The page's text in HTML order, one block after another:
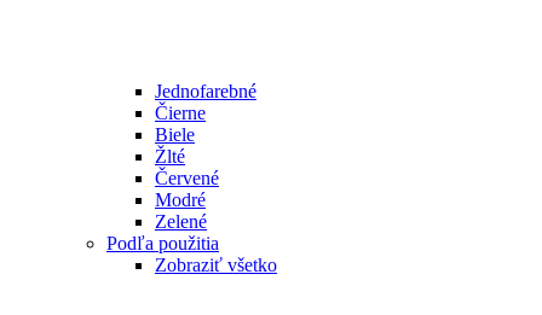
Jednofarebné
Čierne
Biele
Žlté
Červené
Modré
Zelené
Podľa použitia
Zobraziť všetko